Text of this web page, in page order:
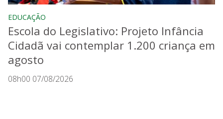
EDUCAÇÃO
Escola do Legislativo: Projeto Infância
Cidadã vai contemplar 1.200 criança em
agosto
08h00 07/08/2026